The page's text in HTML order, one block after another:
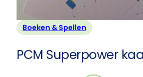
Boeken & Spellen
PCM Superpower